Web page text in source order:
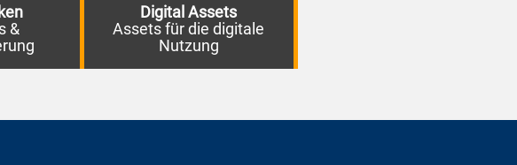
wie z.B. Renderings
&
Digital Assets
Assets für die digitale
Nutzung